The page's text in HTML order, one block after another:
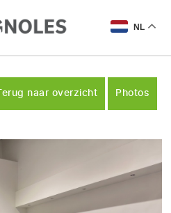
NL
Terug naar overzicht Photos